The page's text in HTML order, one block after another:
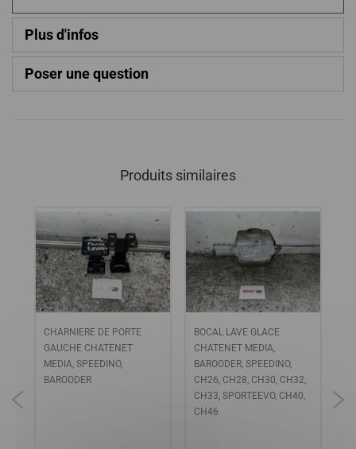
Plus d'infos
Poser une question
Produits similaires
CHARNIERE DE PORTE
GAUCHE CHATENET
MEDIA, SPEEDINO,
BAROODER
BOCAL LAVE GLACE
CHATENET MEDIA,
BAROODER, SPEEDINO,
CH26, CH28, CH30, CH32,
CH33, SPORTEEVO, CH40,
CH46